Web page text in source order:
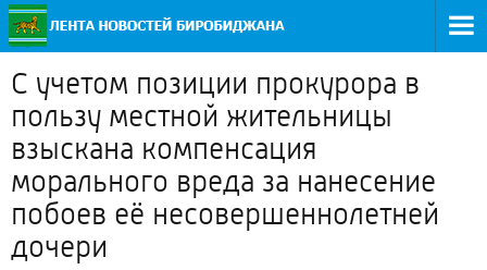
С учетом позиции прокурора в
пользу местной жительницы
взыскана компенсация
морального вреда за нанесение
побоев её несовершеннолетней
дочери